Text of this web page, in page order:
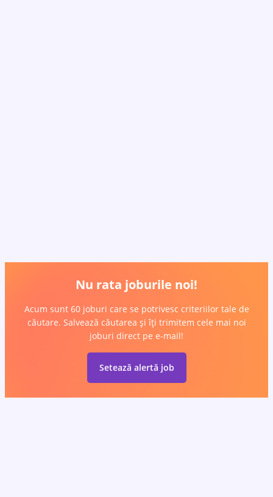
Nu rata joburile noi!
Acum sunt 60 joburi care se potrivesc criteriilor tale de
căutare. Salvează căutarea și îți trimitem cele mai noi
joburi direct pe e-mail!
Setează alertă job